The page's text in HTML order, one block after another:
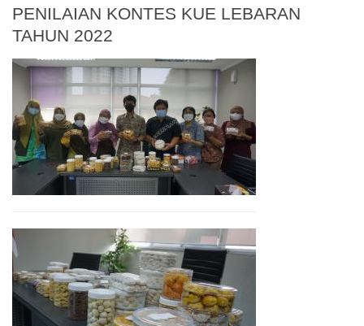
PENILAIAN KONTES KUE LEBARAN
TAHUN 2022